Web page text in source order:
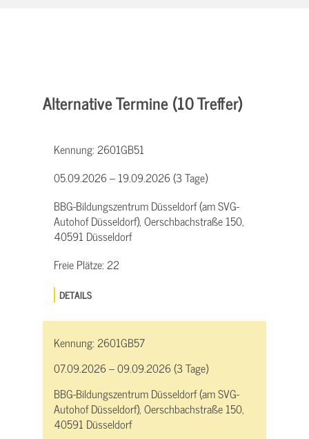
Alternative Termine (10 Treffer)
Kennung:2601GB51
05.09.2026 – 19.09.2026 (3 Tage)
BBG-Bildungszentrum Düsseldorf (am SVG-
Autohof Düsseldorf), Oerschbachstraße 150,
40591 Düsseldorf
Freie Plätze:22
DETAILS
Kennung:2601GB57
07.09.2026 – 09.09.2026 (3 Tage)
BBG-Bildungszentrum Düsseldorf (am SVG-
Autohof Düsseldorf), Oerschbachstraße 150,
40591 Düsseldorf